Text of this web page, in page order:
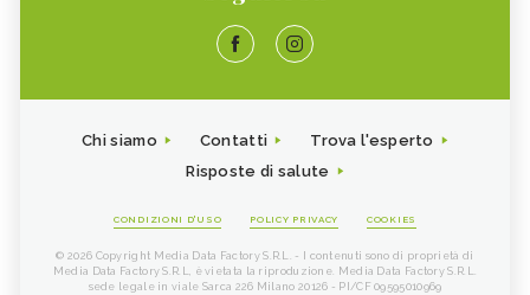
Chi siamo Contatti
Trova l'esperto
Risposte di salute
CONDIZIONI D'USO POLICY PRIVACY COOKIES
© 2026 Copyright Media Data Factory S.R.L. - I contenuti sono di proprietà di
Media Data Factory S.R.L, è vietata la riproduzione. Media Data Factory S.R.L.
sede legale in viale Sarca 226 Milano 20126 - PI/CF 09595010969